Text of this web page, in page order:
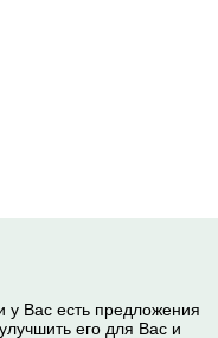
у Вас есть предложения
его для Вас и